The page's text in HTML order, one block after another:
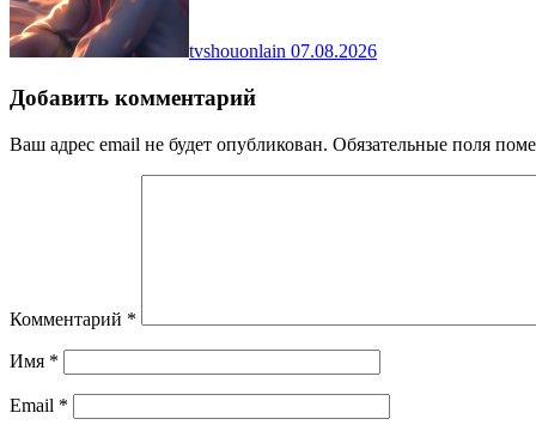
tvshouonlain 07.08.2026
Добавить комментарий
Ваш адрес email не будет опубликован. Обязательные поля
Комментарий *
Имя *
Email *